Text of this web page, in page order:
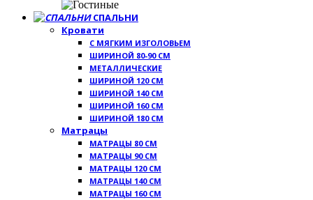
СПАЛЬНИ
Кровати
С МЯГКИМ ИЗГОЛОВЬЕМ
ШИРИНОЙ 80-90 СМ
МЕТАЛЛИЧЕСКИЕ
ШИРИНОЙ 120 СМ
ШИРИНОЙ 140 СМ
ШИРИНОЙ 160 СМ
ШИРИНОЙ 180 СМ
Матрацы
МАТРАЦЫ 80 СМ
МАТРАЦЫ 90 СМ
МАТРАЦЫ 120 СМ
МАТРАЦЫ 140 СМ
МАТРАЦЫ 160 СМ